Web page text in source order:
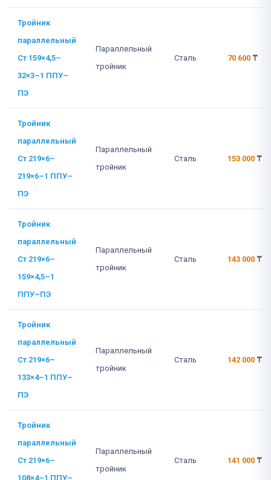
Тройник
параллельный
Ст 159×4,5–
32×3–1 ППУ–
ПЭ
Параллельный
тройник
Сталь 70 600 ₸
Тройник
параллельный
Ст 219×6–
219×6–1 ППУ–
ПЭ
Параллельный
тройник
Сталь 153 000 ₸
Тройник
параллельный
Ст 219×6–
159×4,5–1
ППУ–ПЭ
Параллельный
тройник
Сталь 143 000 ₸
Тройник
параллельный
Ст 219×6–
133×4–1 ППУ–
ПЭ
Параллельный
тройник
Сталь 142 000 ₸
Тройник
параллельный
Ст 219×6–
108×4–1 ППУ–
Параллельный
тройник
Сталь 141 000 ₸